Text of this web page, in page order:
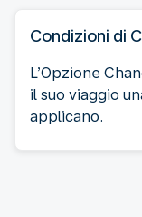
Condizioni di
L’Opzione
il suo viaggio
applicano.